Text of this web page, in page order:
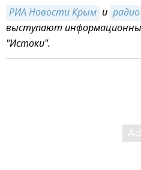
РИА Новости Крым и
выступают
"Истоки".